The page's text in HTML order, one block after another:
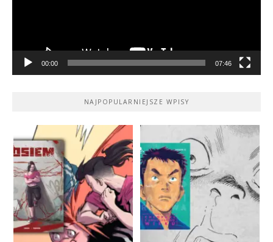
00:00 07:46
NAJPOPULARNIEJSZE WPISY